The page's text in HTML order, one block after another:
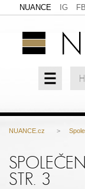
NUANCE IG FB
NUANCE.cz >
STR. 3